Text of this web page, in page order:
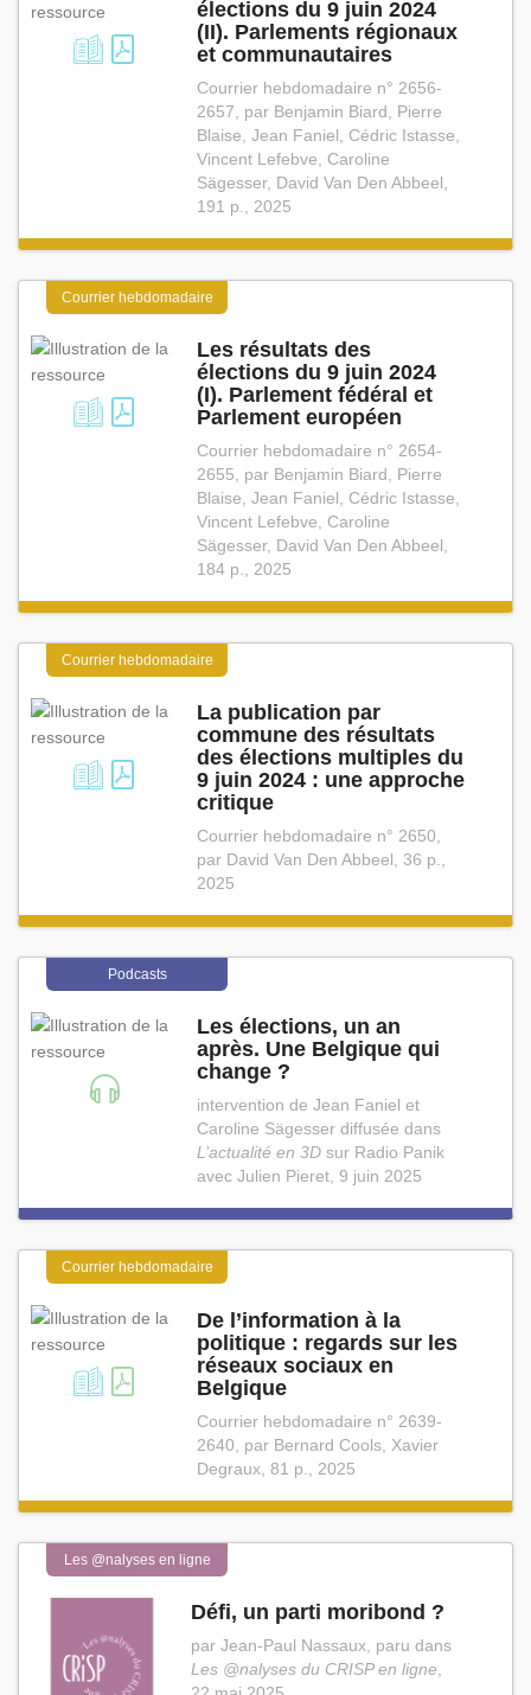
élections du 9 juin 2024
(II). Parlements régionaux
et communautaires
Courrier hebdomadaire n° 2656-
2657, par Benjamin Biard, Pierre
Blaise, Jean Faniel, Cédric Istasse,
Vincent Lefebve, Caroline
Sägesser, David Van Den Abbeel,
191 p., 2025
Courrier hebdomadaire
Les résultats des
élections du 9 juin 2024
(I). Parlement fédéral et
Parlement européen
Courrier hebdomadaire n° 2654-
2655, par Benjamin Biard, Pierre
Blaise, Jean Faniel, Cédric Istasse,
Vincent Lefebve, Caroline
Sägesser, David Van Den Abbeel,
184 p., 2025
Courrier hebdomadaire
La publication par
commune des résultats
des élections multiples du
9 juin 2024 : une approche
critique
Courrier hebdomadaire n° 2650,
par David Van Den Abbeel, 36 p.,
2025
Podcasts
Les élections, un an
après. Une Belgique qui
change ?
intervention de Jean Faniel et
Caroline Sägesser diffusée dans
L’actualité en 3D sur Radio Panik
avec Julien Pieret, 9 juin 2025
Courrier hebdomadaire
De l’information à la
politique : regards sur les
réseaux sociaux en
Belgique
Courrier hebdomadaire n° 2639-
2640, par Bernard Cools, Xavier
Degraux, 81 p., 2025
Les @nalyses en ligne
Défi, un parti moribond ?
par Jean-Paul Nassaux, paru dans
Les @nalyses du CRISP en ligne